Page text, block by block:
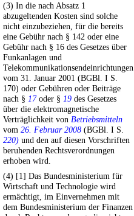
(3) In die nach Absatz 1
abzugeltenden Kosten sind solche
nicht einzubeziehen, für die bereits
eine Gebühr nach § 142 oder eine
Gebühr nach § 16 des Gesetzes über
Funkanlagen und
Telekommunikationsendeinrichtungen
vom 31. Januar 2001 (BGBl. I S.
170) oder Gebühren oder Beiträge
nach § 17oder § 19 des Gesetzes
über die elektromagnetische
Verträglichkeit von Betriebsmitteln
vom 26. Februar 2008 (BGBl. I S.
220) und den auf diesen Vorschriften
beruhenden Rechtsverordnungen
erhoben wird.
(4) [1] Das Bundesministerium für
Wirtschaft und Technologie wird
ermächtigt, im Einvernehmen mit
dem Bundesministerium der Finanzen